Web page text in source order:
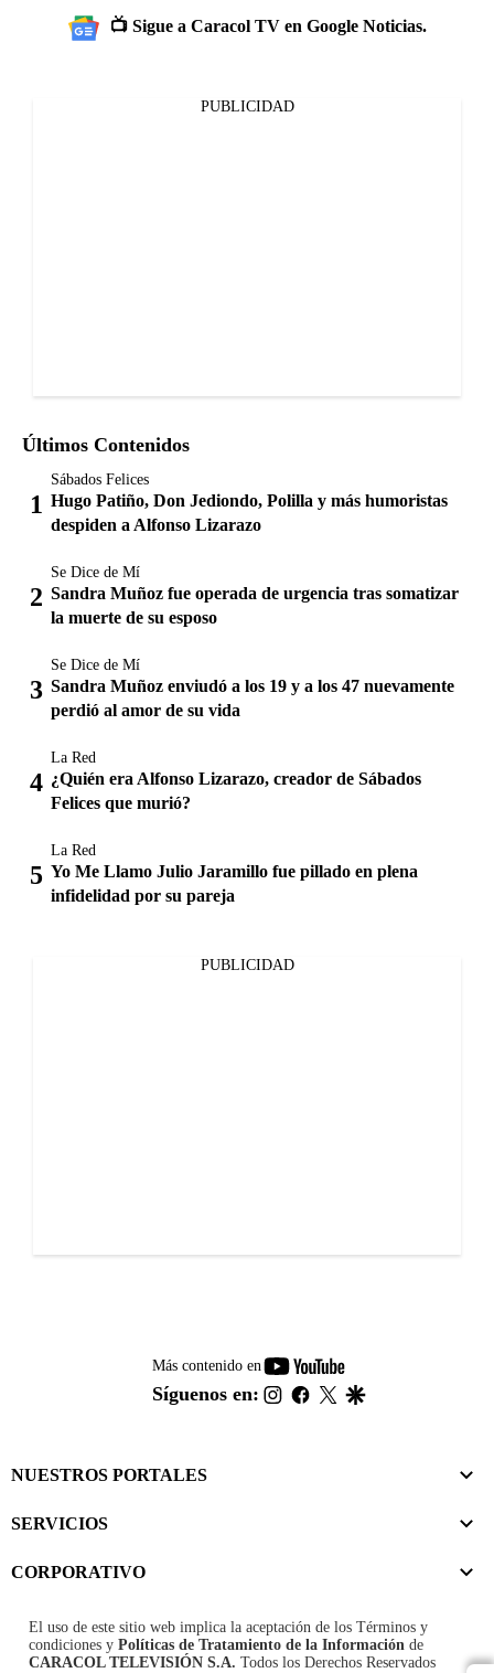
📺 Sigue a Caracol TV en Google Noticias.
PUBLICIDAD
Últimos Contenidos
Sábados Felices
Hugo Patiño, Don Jediondo, Polilla y más humoristas
despiden a Alfonso Lizarazo
Se Dice de Mí
Sandra Muñoz fue operada de urgencia tras somatizar
la muerte de su esposo
Se Dice de Mí
Sandra Muñoz enviudó a los 19 y a los 47 nuevamente
perdió al amor de su vida
La Red
¿Quién era Alfonso Lizarazo, creador de Sábados
Felices que murió?
La Red
Yo Me Llamo Julio Jaramillo fue pillado en plena
infidelidad por su pareja
PUBLICIDAD
Más contenido en
youtube-
footer
Síguenos en: instagram
facebook
twitter
NUESTROS PORTALES
SERVICIOS
CORPORATIVO
El uso de este sitio web implica la aceptación de los Términos y
condiciones y Políticas de Tratamiento de la Información de
CARACOL TELEVISIÓN S.A. Todos los Derechos Reservados